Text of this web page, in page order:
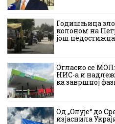
Годишњица
колоном на
још недостижна
Огласио се
НИС-а и
ка завршној
Од „Олује“ до
изјаснила